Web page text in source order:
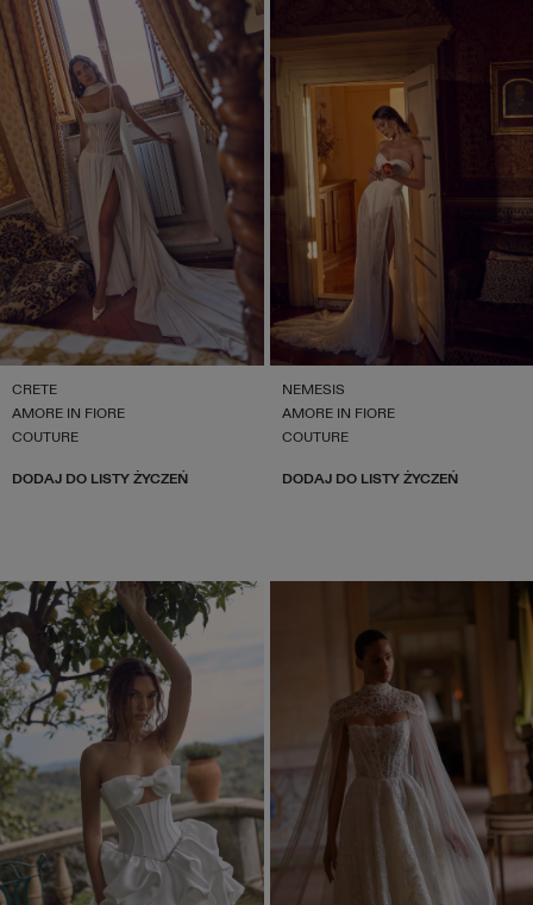
CRETE
AMORE IN FIORE
COUTURE
DODAJ DO LISTY ŻYCZEŃ
NEMESIS
AMORE IN FIORE
COUTURE
DODAJ DO LISTY ŻYCZEŃ